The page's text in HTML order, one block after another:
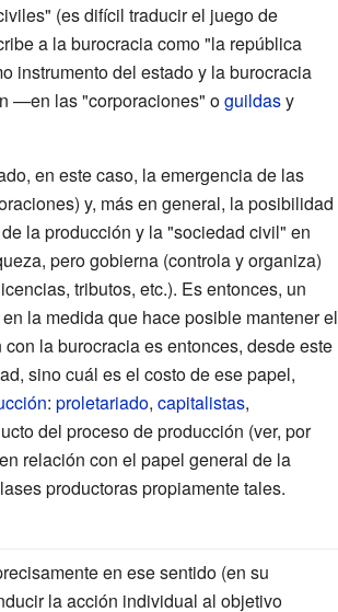
(es difícil traducir el juego de
a la burocracia como "la república
instrumento del estado y la burocracia
—en las "corporaciones" oguildasy
en este caso, la emergencia de las
y, más en general, la posibilidad
la producción y la "sociedad civil" en
pero gobierna (controla y organiza)
tributos, etc.). Es entonces, un
la medida que hace posible mantener el
la burocracia es entonces, desde este
sino cuál es el costo de ese papel,
: proletariado, capitalistas,
del proceso de producción (ver, por
relación con el papel general de la
productoras propiamente tales.
en ese sentido (en su
la acción individual al objetivo